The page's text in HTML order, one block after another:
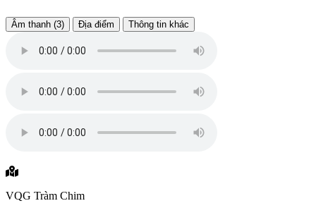
Âm thanh (3) Địa điểm Thông tin khác
VQG Tràm Chim